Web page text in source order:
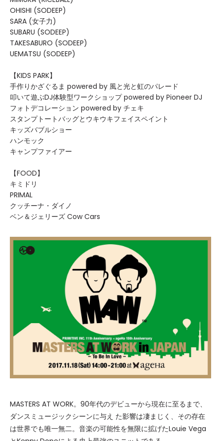
OHISHI (SODEEP)
SARA (女子力)
SUBARU (SODEEP)
TAKESABURO (SODEEP)
UEMATSU (SODEEP)
【KIDS PARK】
手作りかざぐるま powered by 風と光と虹のパレード
叩いて遊ぶDJ体験型ワークショップ powered by Pioneer DJ
フォトデコレーション powered by チェキ
スタンプトートバッグとウキウキフェイスペイント
キッズバブルショー
ハンモック
キャンプファイアー
【FOOD】
キミドリ
PRIMAL
クッチーナ・ダイノ
ベン＆ジェリーズ Cow Cars
MASTERS AT WORK。90年代のデビューから現在に至るまで、
ダンスミュージックシーンに与え た影響は凄まじく、その存在
は世界でも唯一無二。音楽の可能性を無限に拡げたLouie Vega